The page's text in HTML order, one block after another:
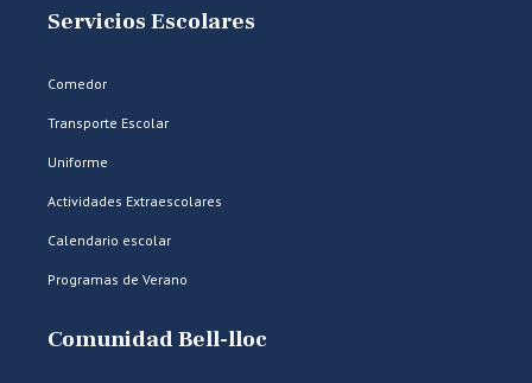
Servicios Escolares
Comedor
Transporte Escolar
Uniforme
Actividades Extraescolares
Calendario escolar
Programas de Verano
Comunidad Bell-lloc